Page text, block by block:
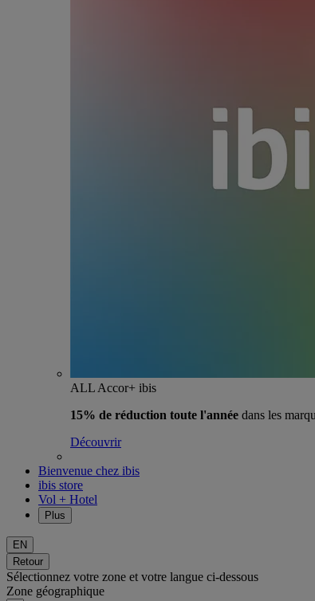
ALL Accor+ ibis
15% de réduction toute l'année dans les
Découvrir
Bienvenue chez ibis
ibis store
Vol + Hotel
Plus
EN
Retour
Sélectionnez votre zone et votre langue ci-dessous
Zone géographique